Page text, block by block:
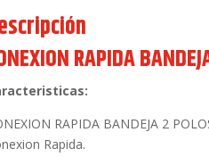
RAPIDA
RAPIDA BANDEJA 2
Rapida.